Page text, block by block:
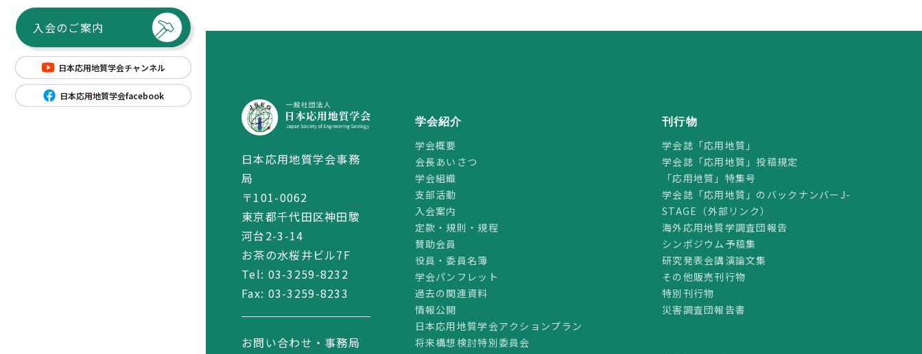
入会のご案内
日本応用地質学会チャンネル
日本応用地質学会facebook
日本応用地質学会事務
局
〒101-0062
東京都千代田区神田駿
河台2-3-14
お茶の水桜井ビル7F
Tel: 03-3259-8232
Fax: 03-3259-8233
お問い合わせ・事務局
学会紹介
学会概要
会長あいさつ
学会組織
支部活動
入会案内
定款・規則・規程
賛助会員
役員・委員名簿
学会パンフレット
過去の関連資料
情報公開
日本応用地質学会アクションプラン
将来構想検討特別委員会
刊行物
学会誌「応用地質」
学会誌「応用地質」投稿規定
「応用地質」特集号
学会誌「応用地質」のバックナンバーJ-
STAGE（外部リンク）
海外応用地質学調査団報告
シンポジウム予稿集
研究発表会講演論文集
その他販売刊行物
特別刊行物
災害調査団報告書